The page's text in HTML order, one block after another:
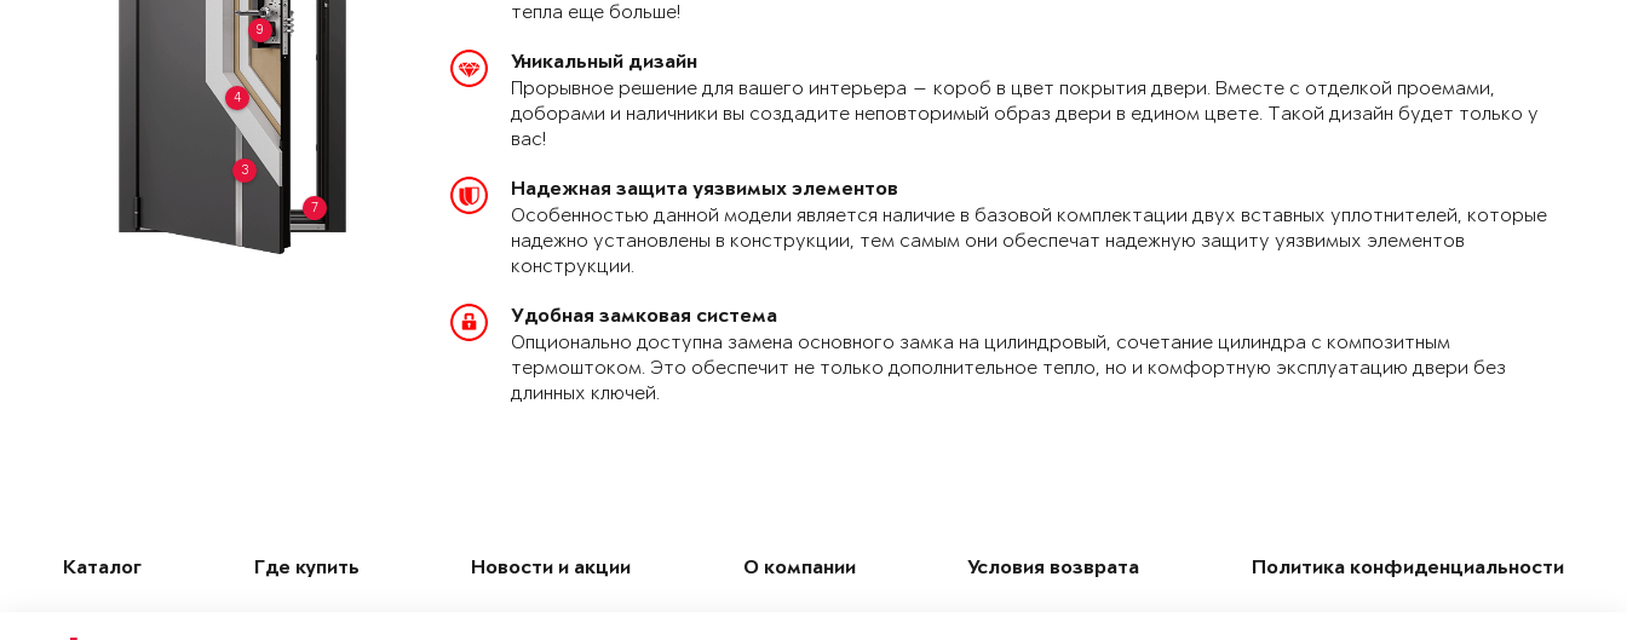
3
4
7
9
тепла еще больше!
Уникальный дизайн
Прорывное решение для вашего интерьера — короб в цвет покрытия двери. Вместе с отделкой проемами,
доборами и наличники вы создадите неповторимый образ двери в едином цвете. Такой дизайн будет только у
вас!
Надежная защита уязвимых элементов
Особенностью данной модели является наличие в базовой комплектации двух вставных уплотнителей, которые
надежно установлены в конструкции, тем самым они обеспечат надежную защиту уязвимых элементов
конструкции.
Удобная замковая система
Опционально доступна замена основного замка на цилиндровый, сочетание цилиндра с композитным
термоштоком. Это обеспечит не только дополнительное тепло, но и комфортную эксплуатацию двери без
длинных ключей.
Каталог Где купить Новости и акции О компании Условия возврата Политика конфиденциальности